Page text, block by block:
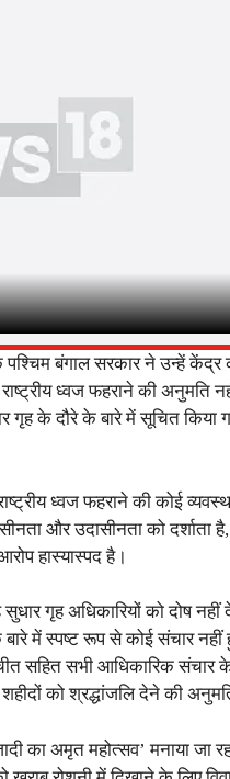
पश्चिम बंगाल सरकार ने उन्हें
ध्वज फहराने की अनुमति
के दौरे के बारे में सूचित किया
ध्वज फहराने की कोई
और उदासीनता को दर्शाता
हास्यास्पद है।
गृह अधिकारियों को दोष नहीं
में स्पष्ट रूप से कोई संचार
सहित सभी आधिकारिक
को श्रद्धांजलि देने की
का अमृत महोत्सव’ मनाया जा